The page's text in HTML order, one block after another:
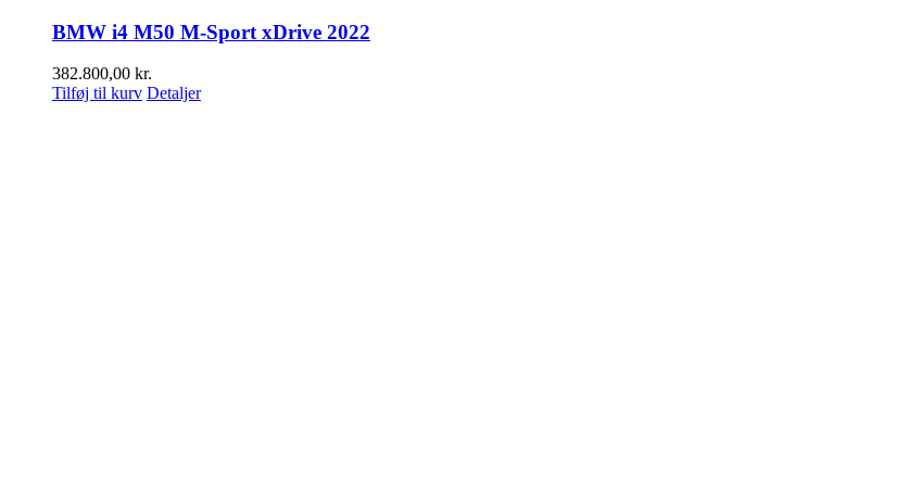
BMW i4 M50 M-Sport xDrive 2022
382.800,00 kr.
Tilføj til kurv Detaljer